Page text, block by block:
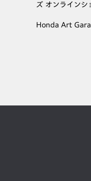
ズ オンラインシ
Honda Art